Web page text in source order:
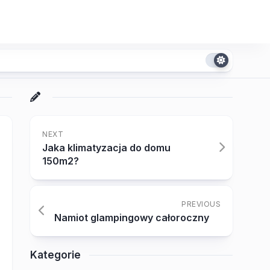
NEXT
Jaka klimatyzacja do domu
150m2?
PREVIOUS
Namiot glampingowy całoroczny
Kategorie